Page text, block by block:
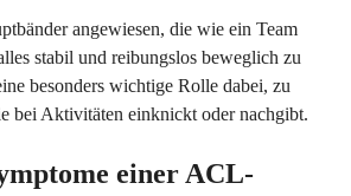
angewiesen, die wie ein Team
stabil und reibungslos beweglich zu
besonders wichtige Rolle dabei, zu
bei Aktivitäten einknickt oder nachgibt.
einer ACL-